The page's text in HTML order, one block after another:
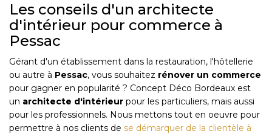
Les conseils d'un architecte
d'intérieur pour commerce à
Pessac
Gérant d'un établissement dans la restauration, l'hôtellerie
ou autre à Pessac, vous souhaitez rénover un commerce
pour gagner en popularité ? Concept Déco Bordeaux est
un architecte d'intérieur pour les particuliers, mais aussi
pour les professionnels. Nous mettons tout en oeuvre pour
permettre à nos clients de se démarquer de la clientèle à